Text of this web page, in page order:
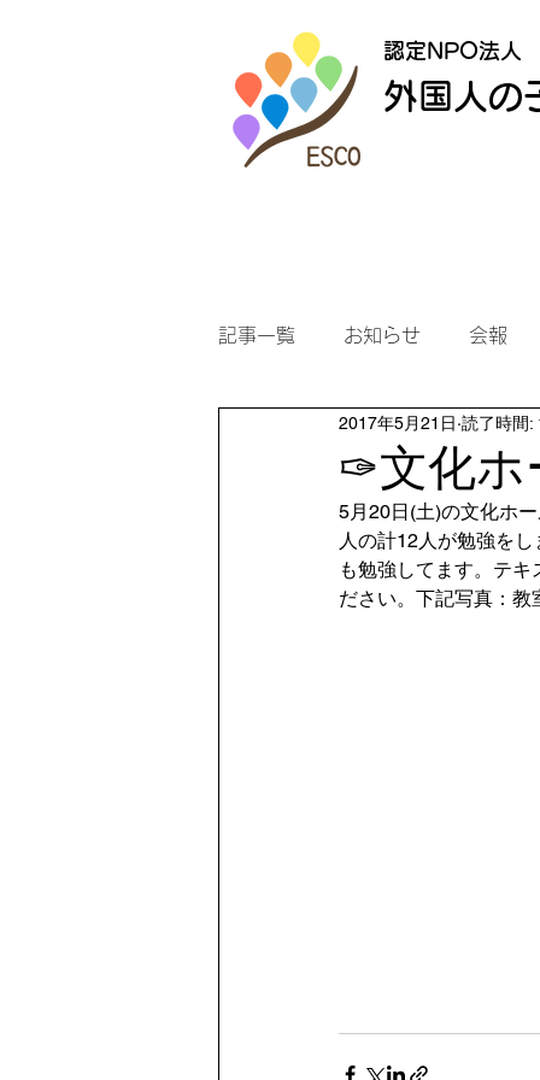
認定NPO法人
外国人の
記事一覧 お知らせ 会報
✑文化ホ
2017年5月21日 読了時間:
5月20日(土)の文化ホ
人の計12人が勉強を
も勉強してます。テ
ださい。下記写真：